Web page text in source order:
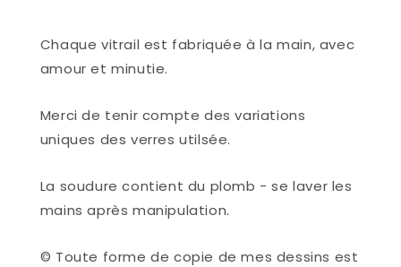
Chaque vitrail est fabriquée à la main, avec
amour et minutie.
Merci de tenir compte des variations
uniques des verres utilsée.
La soudure contient du plomb - se laver les
mains après manipulation.
© Toute forme de copie de mes dessins est